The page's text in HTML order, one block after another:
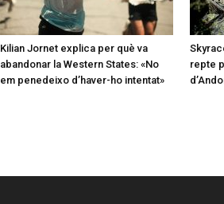
Kilian Jornet explica per què va
abandonar la Western States: «No
em penedeixo d’haver-ho intentat»
repte